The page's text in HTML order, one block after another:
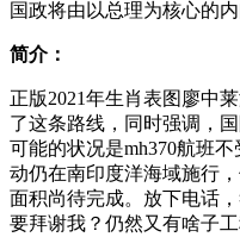
国政将由以总理为核心的内
简介：
正版2021年生肖表图廖中
了这条路线，同时强调，
可能的状况是mh370航班
动仍在南印度洋海域施行
面积尚待完成。放下电话
要拜谢我？仍然又有啥子